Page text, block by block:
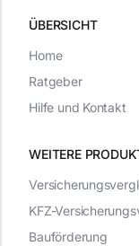
ÜBERSICHT
WEITERE
KFZ-
Bauförderung
Home
Ratgeber
Hilfe und Kontakt